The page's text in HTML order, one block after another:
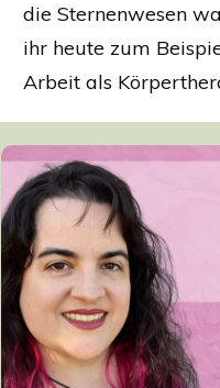
die Sternenwesen
ihr heute zum
Arbeit als